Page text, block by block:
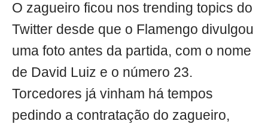
O zagueiro ficou nos trending topics do
Twitter desde que o Flamengo divulgou
uma foto antes da partida, com o nome
de David Luiz e o número 23.
Torcedores já vinham há tempos
pedindo a contratação do zagueiro,